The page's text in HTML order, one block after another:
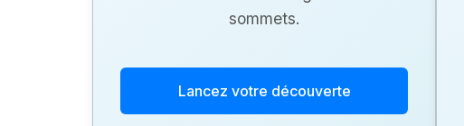
sommets.
Lancez votre découverte